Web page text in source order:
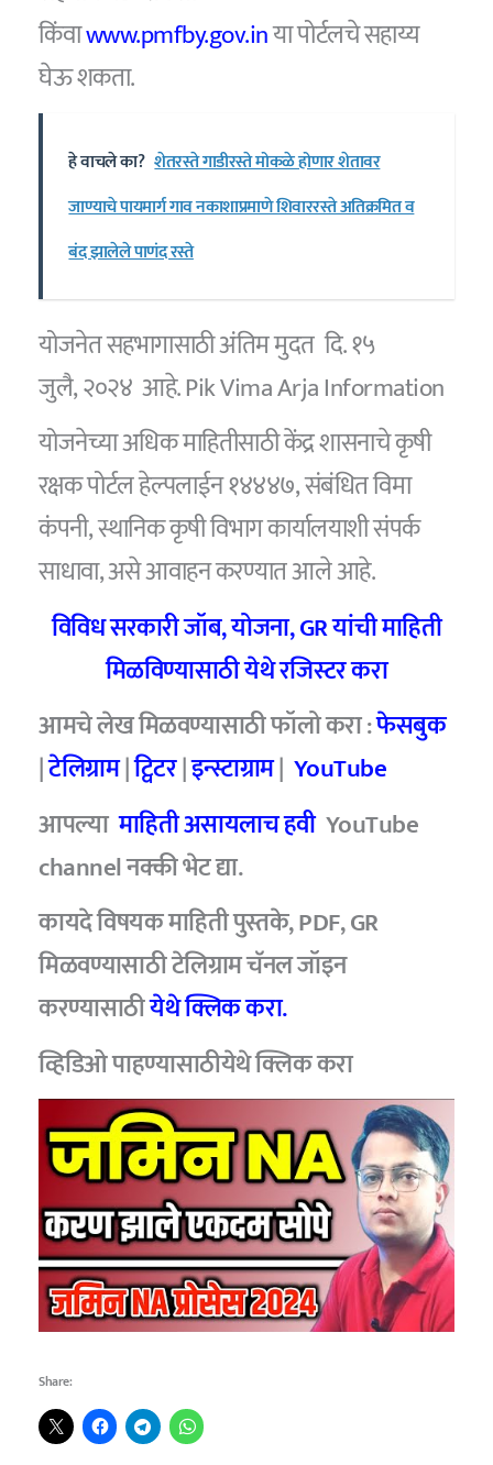
किंवाwww.pmfby.gov.inया पोर्टलचे सहाय्य
घेऊ शकता.
हे वाचले का? शेतरस्ते गाडीरस्ते मोकळे होणार शेतावर
जाण्याचे पायमार्ग गाव नकाशाप्रमाणे शिवाररस्ते अतिक्रमित व
बंद झालेले पाणंद रस्ते
योजनेत सहभागासाठी अंतिम मुदत दि. १५
जुलै, २०२४ आहे. Pik Vima Arja Information
योजनेच्या अधिक माहितीसाठी केंद्र शासनाचे कृषी
रक्षक पोर्टल हेल्पलाईन १४४४७, संबंधित विमा
कंपनी, स्थानिक कृषी विभाग कार्यालयाशी संपर्क
साधावा, असे आवाहन करण्यात आले आहे.
विविध सरकारी जॉब,योजना, GRयांची माहिती
मिळविण्यासाठी येथे रजिस्टर करा
आमचे लेख मिळवण्यासाठी फॉलो करा :फेसबुक
|टेलिग्राम|ट्विटर|इन्स्टाग्राम| YouTube
आपल्यामाहिती असायलाच हवीYouTube
channelनक्की भेट द्या.
कायदे विषयक माहिती पुस्तके, PDF, GR
मिळवण्यासाठी टेलिग्राम चॅनल जॉइन
करण्यासाठीयेथे क्लिक करा.
व्हिडिओ पाहण्यासाठीयेथे क्लिक करा
Share: